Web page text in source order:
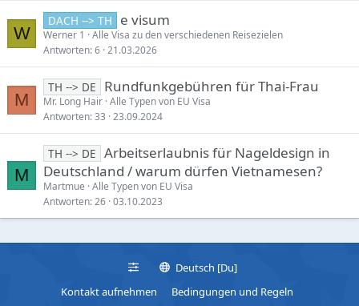
W
DACH --> TH e visum
Werner 1
Alle Visa zu den verschiedenen Reisezielen
Antworten 6 21.03.2026
M
TH --> DE Rundfunkgebühren für Thai-Frau
Mr. Long Hair Alle Typen von EU Visa
Antworten 33 23.09.2024
M
TH --> DE Arbeitserlaubnis für Nageldesign in
Deutschland / warum dürfen Vietnamesen?
Martmue Alle Typen von EU Visa
Antworten 26 03.10.2023
Deutsch [Du]
Kontakt aufnehmen
Bedingungen und Regeln